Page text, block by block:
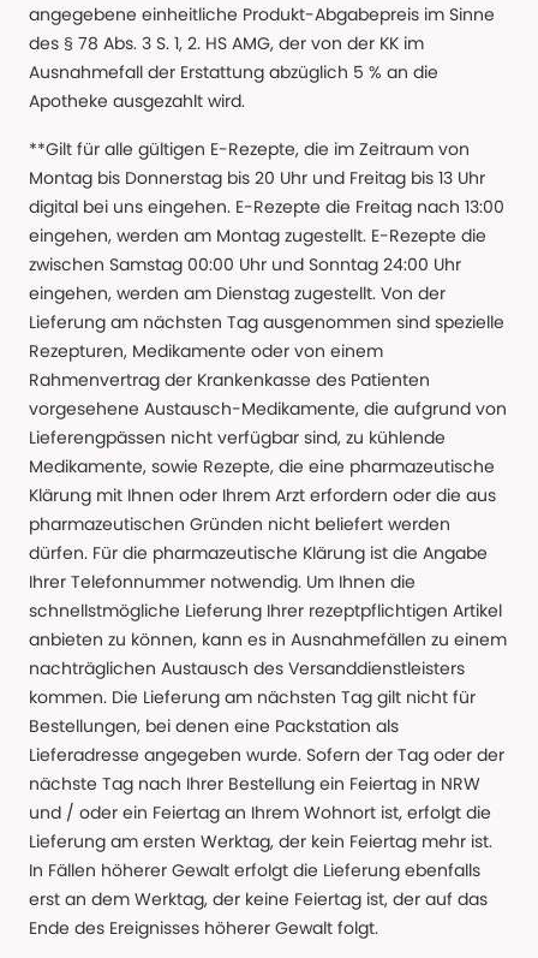
angegebene einheitliche Produkt-Abgabepreis im Sinne
des § 78 Abs. 3 S. 1, 2. HS AMG, der von der KK im
Ausnahmefall der Erstattung abzüglich 5 % an die
Apotheke ausgezahlt wird.
**Gilt für alle gültigen E-Rezepte, die im Zeitraum von
Montag bis Donnerstag bis 20 Uhr und Freitag bis 13 Uhr
digital bei uns eingehen. E-Rezepte die Freitag nach 13:00
eingehen, werden am Montag zugestellt. E-Rezepte die
zwischen Samstag 00:00 Uhr und Sonntag 24:00 Uhr
eingehen, werden am Dienstag zugestellt. Von der
Lieferung am nächsten Tag ausgenommen sind spezielle
Rezepturen, Medikamente oder von einem
Rahmenvertrag der Krankenkasse des Patienten
vorgesehene Austausch-Medikamente, die aufgrund von
Lieferengpässen nicht verfügbar sind, zu kühlende
Medikamente, sowie Rezepte, die eine pharmazeutische
Klärung mit Ihnen oder Ihrem Arzt erfordern oder die aus
pharmazeutischen Gründen nicht beliefert werden
dürfen. Für die pharmazeutische Klärung ist die Angabe
Ihrer Telefonnummer notwendig. Um Ihnen die
schnellstmögliche Lieferung Ihrer rezeptpflichtigen Artikel
anbieten zu können, kann es in Ausnahmefällen zu einem
nachträglichen Austausch des Versanddienstleisters
kommen. Die Lieferung am nächsten Tag gilt nicht für
Bestellungen, bei denen eine Packstation als
Lieferadresse angegeben wurde. Sofern der Tag oder der
nächste Tag nach Ihrer Bestellung ein Feiertag in NRW
und / oder ein Feiertag an Ihrem Wohnort ist, erfolgt die
Lieferung am ersten Werktag, der kein Feiertag mehr ist.
In Fällen höherer Gewalt erfolgt die Lieferung ebenfalls
erst an dem Werktag, der keine Feiertag ist, der auf das
Ende des Ereignisses höherer Gewalt folgt.